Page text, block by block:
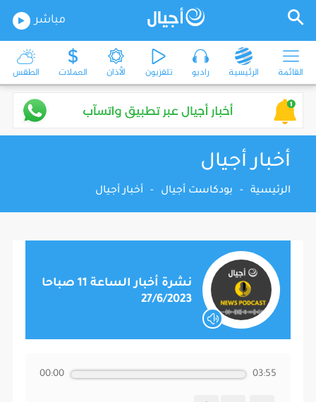
مباشر
القائمة الرئيسية راديو تلفزيون الأذان العملات الطقس
أخبار أجيال
الرئيسية - بودكاست أجيال - أخبار أجيال
نشرة أخبار الساعة 11 صباحا
27/6/2023
00:00 03:55